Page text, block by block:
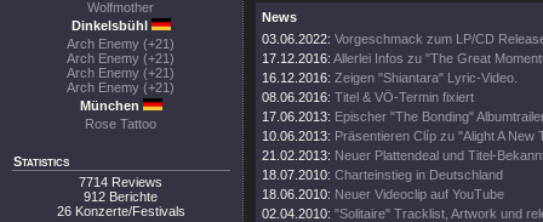
Wolfmother
Dinkelsbühl
Arch Enemy (+21)
Arch Enemy (+21)
Arch Enemy (+21)
Arch Enemy (+21)
München
Rose Tattoo
Statistics
7714 Reviews
912 Berichte
26 Konzerte/Festivals
News
03.06.2022: Vorgeschmack zum LP/CD
17.12.2016: Allerlei Infos zu "The Great
16.12.2016: Zeigen "Shiantara" Lyric-Video.
08.06.2016: Titel & VÖ-Termin fixiert
17.06.2013: Epischer "The Bonding"
10.06.2013: Präsentieren Clíp zu "Alight A New
21.02.2013: Neuer Plattendeal und Titel-
18.07.2010: Charteinstieg in Deutschland
18.06.2010: Neuer Videoclip auf YouTube
02.04.2010: "Solitaire" Tracklist, Artwork und